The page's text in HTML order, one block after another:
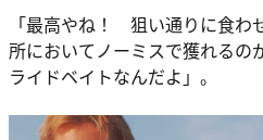
「最高やね！ 狙い通りに食
所においてノーミスで獲れるの
ライドベイトなんだよ」。